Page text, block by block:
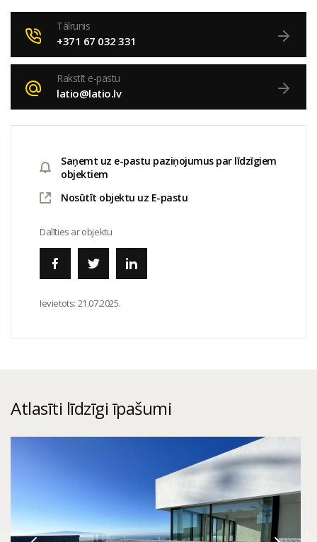
Tālrunis
+371 67 032 331
Rakstīt e-pastu
latio@latio.lv
Saņemt uz e-pastu paziņojumus par līdzīgiem
objektiem
Nosūtīt objektu uz E-pastu
Dalīties ar objektu
Ievietots: 21.07.2025.
Atlasīti līdzīgi īpašumi